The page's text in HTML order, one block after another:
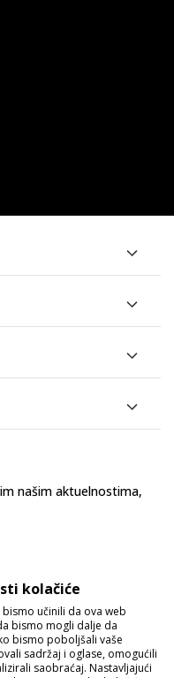
našim aktuelnostima,
kolačiće
učinili da ova web
bismo mogli dalje da
bismo poboljšali vaše
sadržaj i oglase, omogućili
saobraćaj. Nastavljajući